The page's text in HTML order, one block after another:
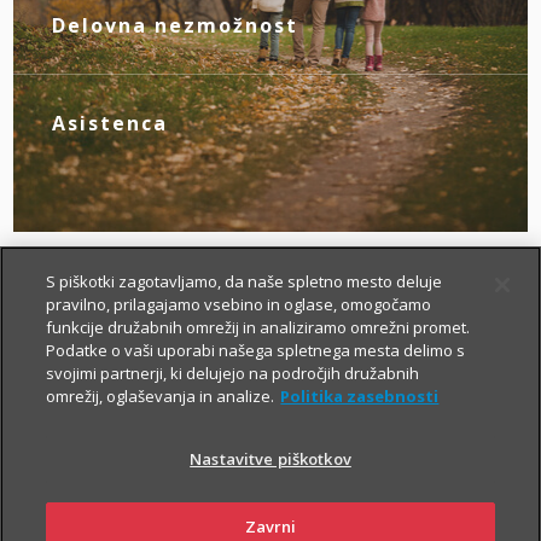
novim življenjskim okoliščinam.
Delovna nezmožnost
Z zagotovljenim nadomestilom za izpad
dohodka poskrbite zase, če zaradi
bolezni ali nezgode izgubite zmožnost za
delo.
Asistenca
Tu smo za vas – da boste v primeru
nezgode hitreje prišli do specialista, bolj
brezskrbno potovali po svetu in pridobili
drugo zdravniško mnenje.
Kako si lahko prilagodim
življenjsko zavarovanje?
S piškotki zagotavljamo, da naše spletno mesto deluje
pravilno, prilagajamo vsebino in oglase, omogočamo
funkcije družabnih omrežij in analiziramo omrežni promet.
Podatke o vaši uporabi našega spletnega mesta delimo s
svojimi partnerji, ki delujejo na področjih družabnih
omrežij, oglaševanja in analize. Politika zasebnosti
Nastavitve piškotkov
Zavrni